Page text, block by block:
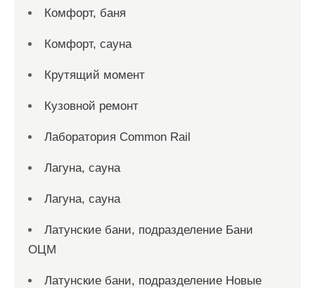
Комфорт, баня
Комфорт, сауна
Крутящий момент
Кузовной ремонт
Лаборатория Common Rail
Лагуна, сауна
Лагуна, сауна
Латунские бани, подразделение Бани
ОЦМ
Латунские бани, подразделение Новые